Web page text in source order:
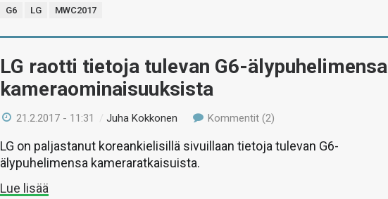
G6 LG MWC2017
LG raotti tietoja tulevan G6-älypuhelimensa
kameraominaisuuksista
21.2.2017 - 11:31 /Juha Kokkonen Kommentit (2)
LG on paljastanut koreankielisillä sivuillaan tietoja tulevan G6-
älypuhelimensa kameraratkaisuista.
Lue lisää